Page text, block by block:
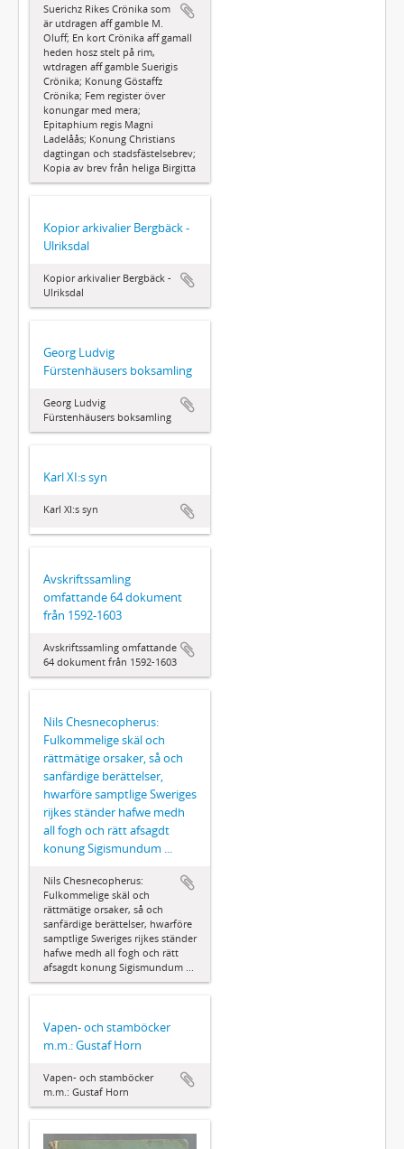
Suerichz Rikes Crönika som
är utdragen aff gamble M.
Oluff; En kort Crönika aff gamall
heden hosz stelt på rim,
wtdragen aff gamble Suerigis
Crönika; Konung Göstaffz
Crönika; Fem register över
konungar med mera;
Epitaphium regis Magni
Ladelåås; Konung Christians
dagtingan och stadsfästelsebrev;
Kopia av brev från heliga Birgitta
Kopior arkivalier Bergbäck -
Ulriksdal
Kopior arkivalier Bergbäck -
Ulriksdal
Georg Ludvig
Fürstenhäusers boksamling
Georg Ludvig
Fürstenhäusers boksamling
Karl XI:s syn
Karl XI:s syn
Avskriftssamling
omfattande 64 dokument
från 1592-1603
Avskriftssamling omfattande
64 dokument från 1592-1603
Nils Chesnecopherus:
Fulkommelige skäl och
rättmätige orsaker, så och
sanfärdige berättelser,
hwarföre samptlige Sweriges
rijkes ständer hafwe medh
all fogh och rätt afsagdt
konung Sigismundum ...
Nils Chesnecopherus:
Fulkommelige skäl och
rättmätige orsaker, så och
sanfärdige berättelser, hwarföre
samptlige Sweriges rijkes ständer
hafwe medh all fogh och rätt
afsagdt konung Sigismundum ...
Vapen- och stamböcker
m.m.: Gustaf Horn
Vapen- och stamböcker
m.m.: Gustaf Horn